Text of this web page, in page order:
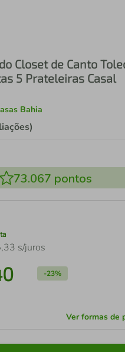
Closet de Canto
5 Prateleiras Casal
Bahia
73.067 pontos
,33 s/juros
-23%
Ver formas de